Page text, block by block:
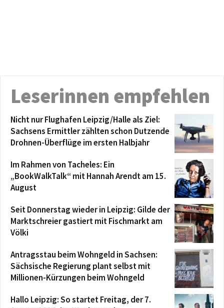
Leserinnen empfehlen
Nicht nur Flughafen Leipzig/Halle als Ziel:
Sachsens Ermittler zählten schon Dutzende
Drohnen-Überflüge im ersten Halbjahr
Im Rahmen von Tacheles: Ein
„BookWalkTalk“ mit Hannah Arendt am 15.
August
Seit Donnerstag wieder in Leipzig: Gilde der
Marktschreier gastiert mit Fischmarkt am
Völki
Antragsstau beim Wohngeld in Sachsen:
Sächsische Regierung plant selbst mit
Millionen-Kürzungen beim Wohngeld
Hallo Leipzig: So startet Freitag, der 7.